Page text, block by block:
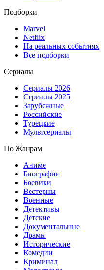
Подборки
Marvel
Netflix
На реальных событиях
Все подборки
Сериалы
Сериалы 2026
Сериалы 2025
Зарубежные
Российские
Турецкие
Мультсериалы
По Жанрам
Аниме
Биографии
Боевики
Вестерны
Военные
Детективы
Детские
Документальные
Драмы
Исторические
Комедии
Криминал